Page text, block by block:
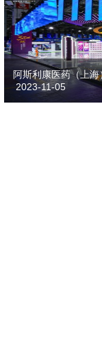
阿斯利康医药（上
2023-11-05